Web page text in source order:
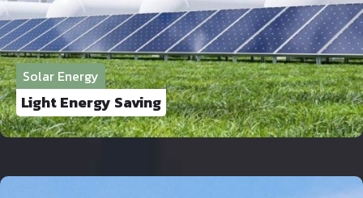
Solar Energy
Light Energy Saving